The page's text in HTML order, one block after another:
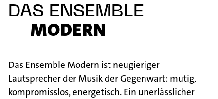
DAS ENSEMBLE
MODERN
Das Ensemble Modern ist neugieriger
Lautsprecher der Musik der Gegenwart: mutig,
kompromisslos, energetisch. Ein unerlässlicher